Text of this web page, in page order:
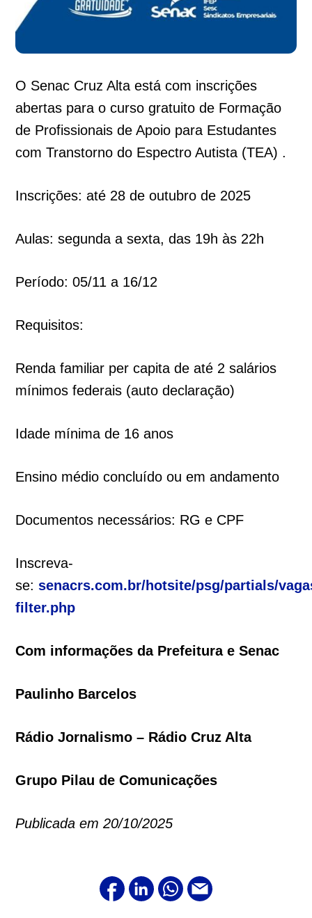
O Senac Cruz Alta está com inscrições
abertas para o curso gratuito de Formação
de Profissionais de Apoio para Estudantes
com Transtorno do Espectro Autista (TEA) .
Inscrições: até 28 de outubro de 2025
Aulas: segunda a sexta, das 19h às 22h
Período: 05/11 a 16/12
Requisitos:
Renda familiar per capita de até 2 salários
mínimos federais (auto declaração)
Idade mínima de 16 anos
Ensino médio concluído ou em andamento
Documentos necessários: RG e CPF
Inscreva-
se:senacrs.com.br/hotsite/psg/partials/
filter.php
Com informações da Prefeitura e Senac
Paulinho Barcelos
Rádio Jornalismo – Rádio Cruz Alta
Grupo Pilau de Comunicações
Publicada em 20/10/2025